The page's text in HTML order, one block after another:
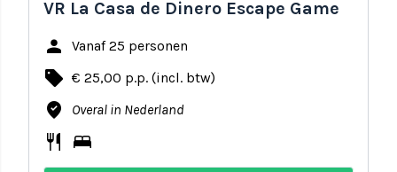
VR La Casa de Dinero Escape Game
person Vanaf 25 personen
local_offer € 25,00 p.p. (incl. btw)
where_to_vote Overal in Nederland
restaurant bed